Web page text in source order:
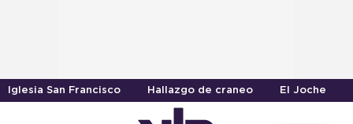
Iglesia San Francisco Hallazgo de craneo El Joche